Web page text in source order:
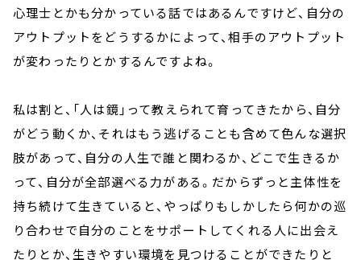
心理士とかも分かっている話ではあるんですけど、自分の
アウトプットをどうするかによって、相手のアウトプット
が変わったりとかするんですよね。
私は割と、「人は鏡」って教えられて育ってきたから、自分
がどう動くか、それはもう逃げることも含めて色んな選択
肢があって、自分の人生で誰と関わるか、どこで生きるか
って、自分が全部選べる力がある。だからずっと主体性を
持ち続けて生きていると、やっぱりもしかしたら何かの巡
り合わせで自分のことをサポートしてくれる人に出会え
たりとか、生きやすい環境を見つけることができたりと